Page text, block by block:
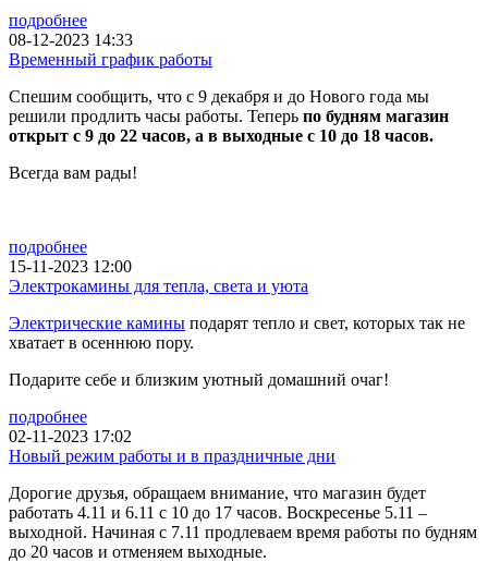
подробнее
08-12-2023 14:33
Временный график работы
Спешим сообщить, что с 9 декабря и до Нового года мы
решили продлить часы работы. Теперь по будням магазин
открыт с 9 до 22 часов, а в выходные с 10 до 18 часов.
Всегда вам рады!
подробнее
15-11-2023 12:00
Электрокамины для тепла, света и уюта
Электрические камины подарят тепло и свет, которых так не
хватает в осеннюю пору.
Подарите себе и близким уютный домашний очаг!
подробнее
02-11-2023 17:02
Новый режим работы и в праздничные дни
Дорогие друзья, обращаем внимание, что магазин будет
работать 4.11 и 6.11 с 10 до 17 часов. Воскресенье 5.11 –
выходной. Начиная с 7.11 продлеваем время работы по будням
до 20 часов и отменяем выходные.